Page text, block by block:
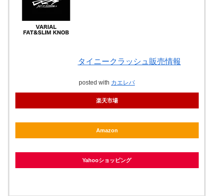
タイニークラッシュ販売情報
posted with カエレバ
楽天市場
Amazon
Yahooショッピング